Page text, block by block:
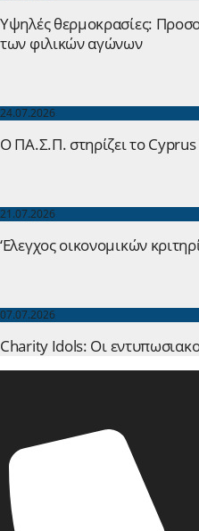
Yψηλές θερμοκρασίες:
των φιλικών αγώνων
24.07.2026
Ο ΠΑ.Σ.Π. στηρίζει το
21.07.2026
‘Ελεγχος οικονομικών
07.07.2026
Charity Idols: Οι